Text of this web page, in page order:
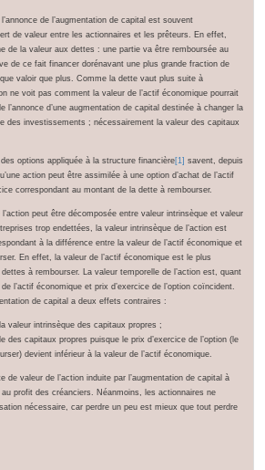
de l’augmentation de capital est souvent
de valeur entre les actionnaires et les prêteurs. En effet,
de la valeur aux dettes : une partie va être remboursée au
de ce fait financer dorénavant une plus grande fraction de
valoir que plus. Comme la dette vaut plus suite à
ne voit pas comment la valeur de l’actif économique pourrait
l’annonce d’une augmentation de capital destinée à changer la
des investissements ; nécessairement la valeur des capitaux
options appliquée à la structure financière[1] savent, depuis
action peut être assimilée à une option d’achat de l’actif
correspondant au montant de la dette à rembourser.
peut être décomposée entre valeur intrinsèque et valeur
trop endettées, la valeur intrinsèque de l’action est
à la différence entre la valeur de l’actif économique et
En effet, la valeur de l’actif économique est le plus
à rembourser. La valeur temporelle de l’action est, quant
l’actif économique et prix d’exercice de l’option coïncident.
de capital a deux effets contraires :
valeur intrinsèque des capitaux propres ;
des capitaux propres puisque le prix d’exercice de l’option (le
devient inférieur à la valeur de l’actif économique.
de valeur de l’action induite par l’augmentation de capital à
profit des créanciers. Néanmoins, les actionnaires ne
nécessaire, car perdre un peu est mieux que tout perdre